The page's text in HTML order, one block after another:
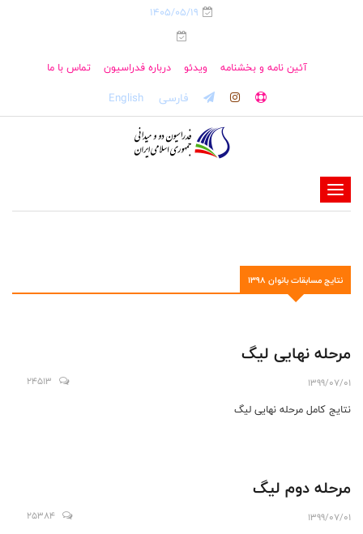
1405/05/19
آئین نامه و بخشنامه ویدئو درباره فدراسیون تماس با ما
فارسی English
-
-
-
-
نتایج مسابقات بانوان 1398
مرحله نهایی لیگ
1399/07/01
24513
نتایج کامل مرحله نهایی لیگ
مرحله دوم لیگ
1399/07/01
25384